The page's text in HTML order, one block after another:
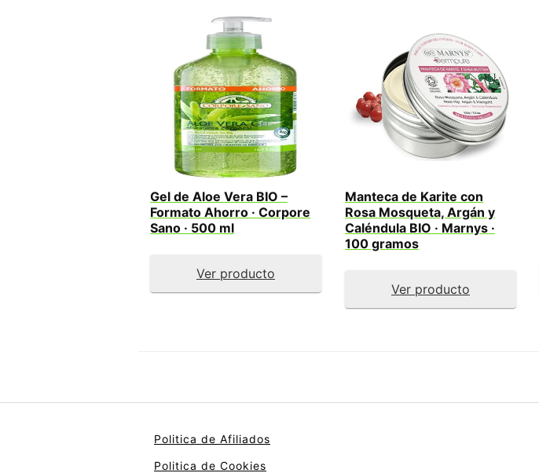
Gel de Aloe Vera BIO –
Formato Ahorro · Corpore
Sano · 500 ml
Ver producto
Manteca de Karite con
Rosa Mosqueta, Argán y
Caléndula BIO · Marnys ·
100 gramos
Ver producto
Politica de Afiliados
Politica de Cookies